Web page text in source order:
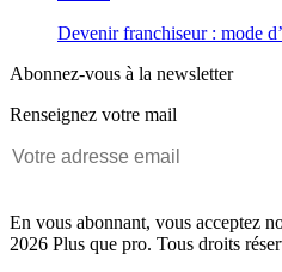
Devenir franchiseur : mode
Abonnez-vous à la newsletter
Renseignez votre mail
En vous abonnant, vous acceptez
2026 Plus que pro. Tous droits